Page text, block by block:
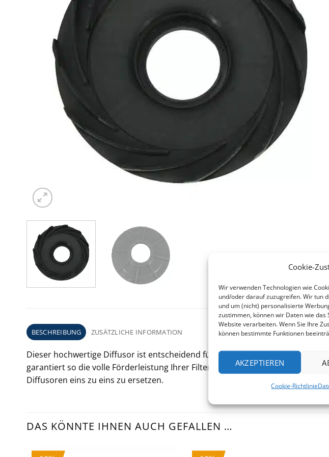
Cookie-
Wir verwenden Technologien wie
und/oder darauf zuzugreifen. Wir tun
und um (nicht) personalisierte
zustimmen, können wir Daten wie
Website verarbeiten. Wenn Sie Ihre
können bestimmte Funktionen
AKZEPTIEREN
Cookie-Richtlinie
BESCHREIBUNG ZUSÄTZLICHE INFORMATION
Dieser hochwertige Diffusor ist entscheidend für den effizienten
garantiert so die volle Förderleistung Ihrer Filteranlage. Aus
Diffusoren eins zu eins zu ersetzen.
DAS KÖNNTE IHNEN AUCH GEFALLEN …